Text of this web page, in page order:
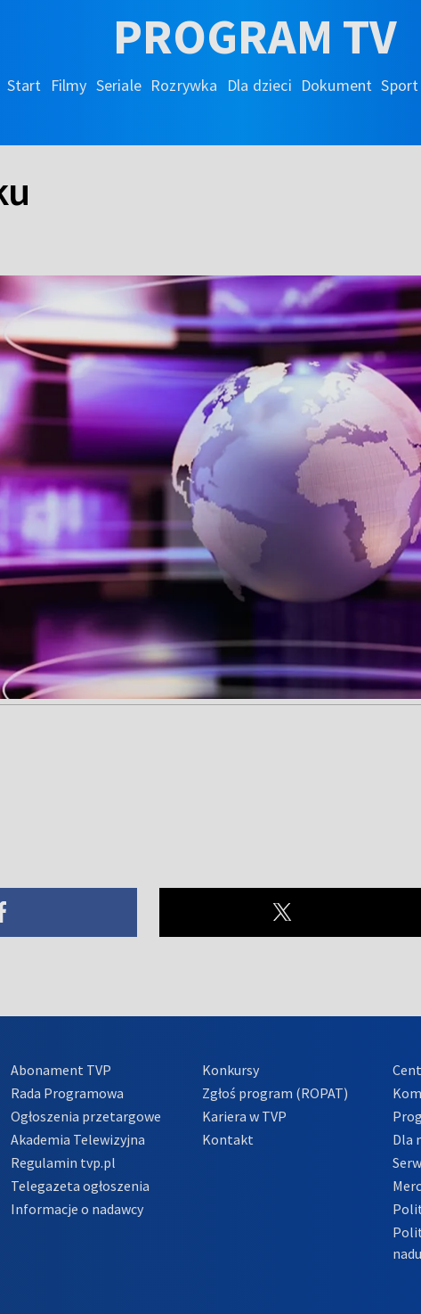
PROGRAM TV
Start Filmy Seriale Rozrywka Dla dzieci Dokument Sport
Abonament TVP
Rada Programowa
Ogłoszenia przetargowe
Akademia Telewizyjna
Regulamin tvp.pl
Telegazeta ogłoszenia
Informacje o nadawcy
Konkursy
Zgłoś program (ROPAT)
Kariera w TVP
Kontakt
Dla